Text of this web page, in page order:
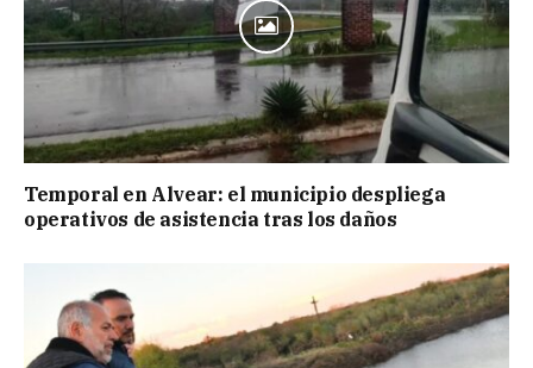
Temporal en Alvear: el municipio despliega
operativos de asistencia tras los daños